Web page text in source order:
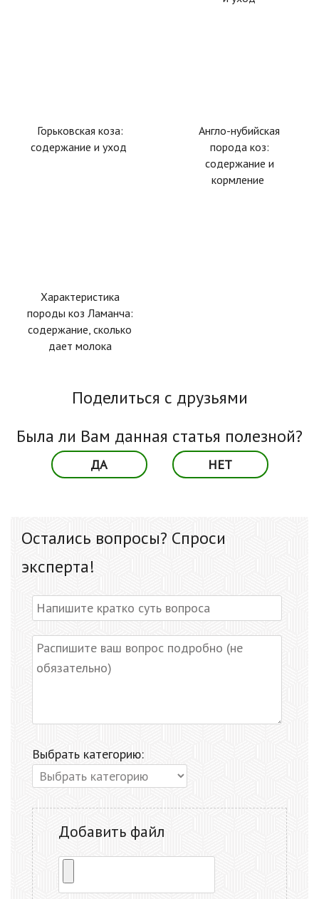
Горьковская коза:
содержание и уход
Англо-нубийская
порода коз:
содержание и
кормление
Характеристика
породы коз Ламанча:
содержание, сколько
дает молока
Была ли Вам данная статья полезной?
ДА НЕТ
Поделиться с друзьями
Остались вопросы? Спроси
эксперта!
Выбрать категорию:
Добавить файл